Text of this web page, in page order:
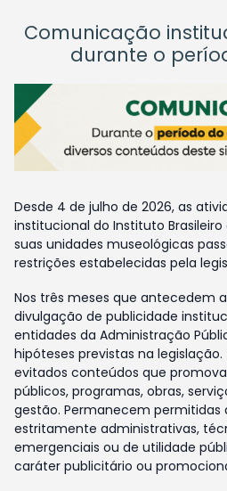
Comunicação
durante o
Desde 4 de julho de 2026, as
institucional do Instituto
suas unidades museológicas
restrições estabelecidas pela
Nos três meses que antecedem
divulgação de publicidade
entidades da Administração
hipóteses previstas na
evitados conteúdos que
públicos, programas, obras,
gestão. Permanecem permitidas
estritamente administrativas,
emergenciais ou de utilidade
caráter publicitário ou